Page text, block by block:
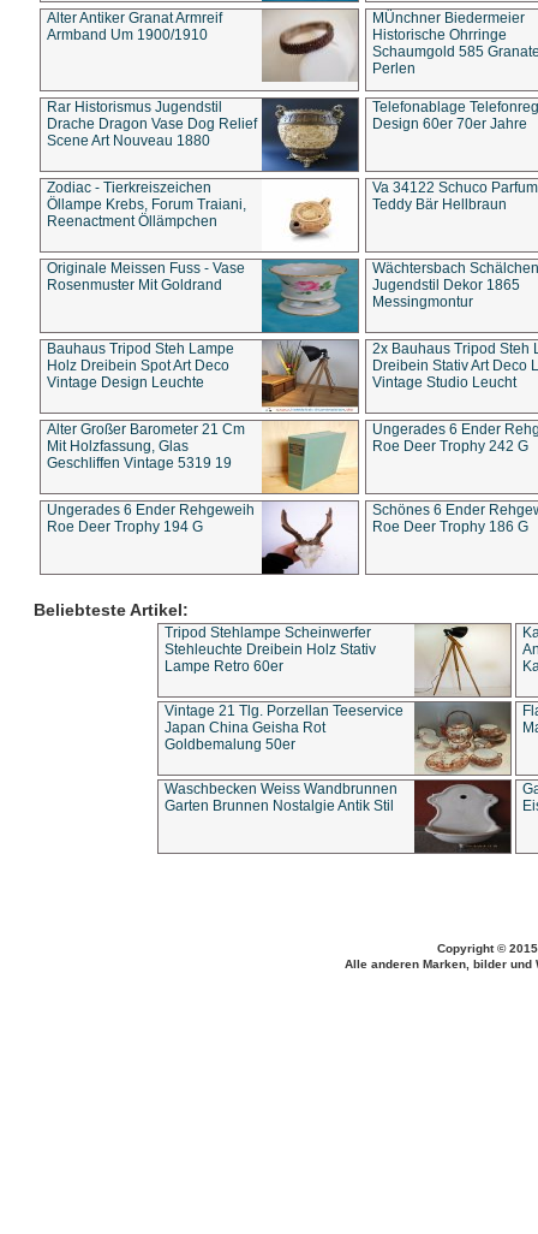
Alter Antiker Granat Armreif
Armband Um 1900/1910
MÜnchner Biedermeier
Historische Ohrringe
Schaumgold 585
Perlen
Rar Historismus Jugendstil
Drache Dragon Vase Dog Relief
Scene Art Nouveau 1880
Telefonablage
Design 60er 70er Jahre
Zodiac - Tierkreiszeichen
Öllampe Krebs, Forum Traiani,
Reenactment Öllämpchen
Va 34122 Schuco
Teddy Bär Hellbraun
Originale Meissen Fuss - Vase
Rosenmuster Mit Goldrand
Wächtersbach Schälchen
Jugendstil Dekor 1865
Messingmontur
Bauhaus Tripod Steh Lampe
Holz Dreibein Spot Art Deco
Vintage Design Leuchte
2x Bauhaus Tripod Steh
Dreibein Stativ Art Deco
Vintage Studio Leucht
Alter Großer Barometer 21 Cm
Mit Holzfassung, Glas
Geschliffen Vintage 5319 19
Ungerades 6 Ender
Roe Deer Trophy 242 G
Ungerades 6 Ender Rehgeweih
Roe Deer Trophy 194 G
Schönes 6 Ender
Roe Deer Trophy 186 G
Beliebteste Artikel:
Tripod Stehlampe Scheinwerfer
Stehleuchte Dreibein Holz Stativ
Lampe Retro 60er
Vintage 21 Tlg. Porzellan Teeservice
Japan China Geisha Rot
Goldbemalung 50er
Waschbecken Weiss Wandbrunnen
Garten Brunnen Nostalgie Antik Stil
Copyright ©
Alle anderen Marken, bilder und